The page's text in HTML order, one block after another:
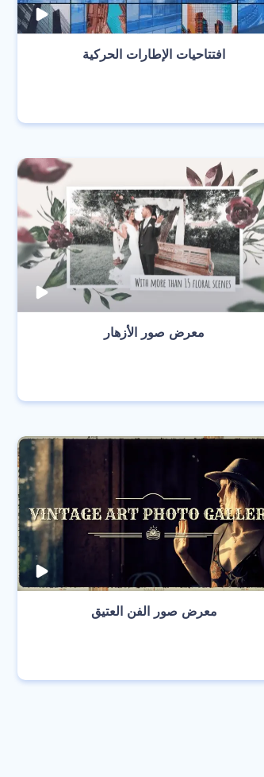
‫افتتاحيات الإطارات الحركية‬
‫معرض صور الأزهار‬
‫معرض صور الفن العتيق‬